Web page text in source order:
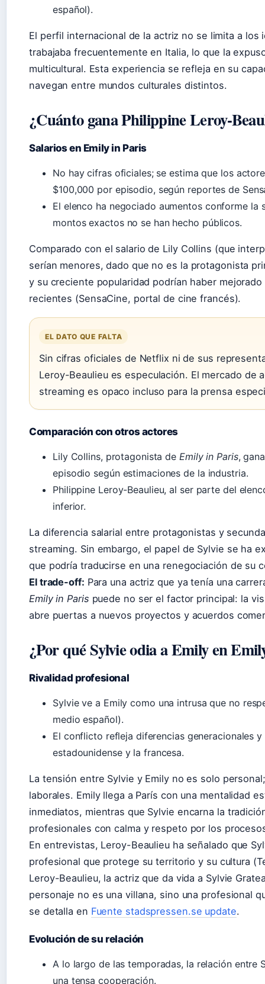
español).
El perfil internacional de la actriz no se limita a los
trabajaba frecuentemente en Italia, lo que la
multicultural. Esta experiencia se refleja en su
navegan entre mundos culturales distintos.
¿Cuánto gana Philippine Leroy-
Salarios en Emily in Paris
No hay cifras oficiales; se estima que los
$100,000 por episodio, según reportes de
El elenco ha negociado aumentos conforme la
montos exactos no se han hecho públicos.
Comparado con el salario de Lily Collins (que
serían menores, dado que no es la protagonista
y su creciente popularidad podrían haber
recientes (SensaCine, portal de cine francés).
EL DATO QUE FALTA
Sin cifras oficiales de Netflix ni de sus
Leroy-Beaulieu es especulación. El mercado de
streaming es opaco incluso para la prensa
Comparación con otros actores
Lily Collins, protagonista de Emily in Paris,
episodio según estimaciones de la industria.
Philippine Leroy-Beaulieu, al ser parte del
inferior.
La diferencia salarial entre protagonistas y
streaming. Sin embargo, el papel de Sylvie se ha
que podría traducirse en una renegociación de su
El trade-off: Para una actriz que ya tenía una
Emily in Paris puede no ser el factor principal: la
abre puertas a nuevos proyectos y acuerdos
¿Por qué Sylvie odia a Emily en
Rivalidad profesional
Sylvie ve a Emily como una intrusa que no
medio español).
El conflicto refleja diferencias generacionales
estadounidense y la francesa.
La tensión entre Sylvie y Emily no es solo
laborales. Emily llega a París con una mentalidad
inmediatos, mientras que Sylvie encarna la
profesionales con calma y respeto por los
En entrevistas, Leroy-Beaulieu ha señalado que
profesional que protege su territorio y su cultura
Leroy-Beaulieu, la actriz que da vida a Sylvie
personaje no es una villana, sino una profesional
se detalla en Fuente stadspressen.se update.
Evolución de su relación
A lo largo de las temporadas, la relación entre
una tensa cooperación.